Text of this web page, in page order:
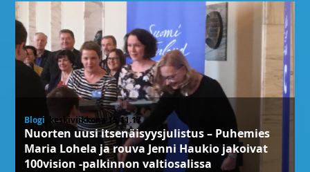
Blogi , keskiviikkona 15.11.17
Nuorten uusi itsenäisyysjulistus – Puhemies
Maria Lohela ja rouva Jenni Haukio jakoivat
100vision -palkinnon valtiosalissa